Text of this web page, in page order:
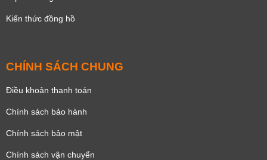
Kiến thức đồng hồ
CHÍNH SÁCH CHUNG
Điều khoản thanh toán
Chính sách bảo hành
Chính sách bảo mật
Chính sách vận chuyển